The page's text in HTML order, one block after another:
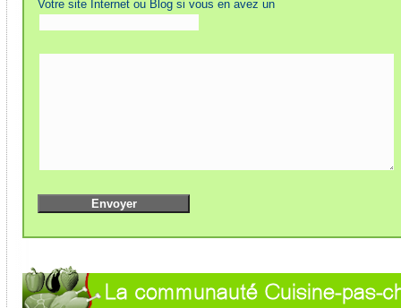
Votre site Internet ou Blog si vous en avez un